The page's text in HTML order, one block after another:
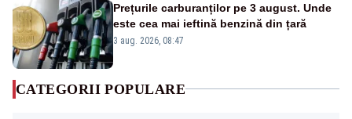
Prețurile carburanților pe 3 august. Unde
este cea mai ieftină benzină din țară
3 aug. 2026, 08:47
CATEGORII POPULARE